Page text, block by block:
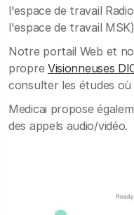
l'espace de travail
l'espace de travail
Notre portail Web et
propre Visionneuses
consulter les études
Medicai propose
des appels audio/vidéo.